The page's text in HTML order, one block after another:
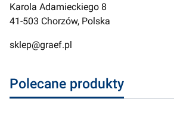
Karola Adamieckiego 8
41-503 Chorzów, Polska
sklep@graef.pl
Polecane produkty